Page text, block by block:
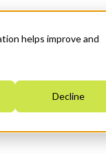
helps improve and
Decline